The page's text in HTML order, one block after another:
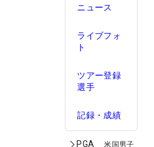
ニュース
ライブフォ
ト
ツアー登録
選手
記録・成績
PGA 米国男子